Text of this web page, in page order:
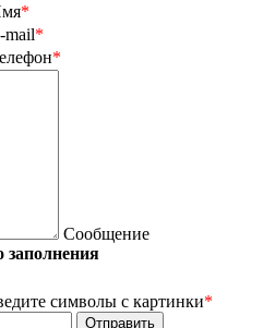
*
mail*
*
Сообщение
заполнения
символы с картинки*